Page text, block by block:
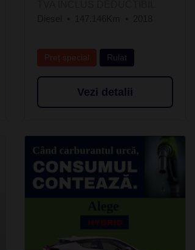
Preț special Rulat
Vezi detalii